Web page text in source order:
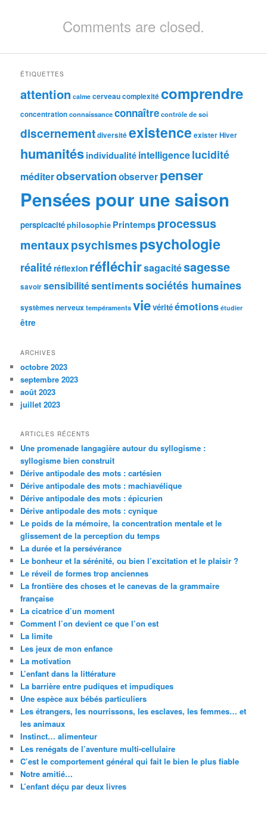
Comments are closed.
ÉTIQUETTES
attention calme cerveaucomplexité comprendre
concentrationconnaissanceconnaîtrecontrôle de soi
discernementdiversité existence existerHiver
humanités individualité intelligencelucidité
méditerobservationobserverpenser
Pensées pour une saison
perspicacitéphilosophie Printemps processus
mentauxpsychismespsychologie
réalitéréflexion réfléchirsagacitésagesse
savoirsensibilitésentimentssociétés humaines
systèmes nerveuxtempéramentsvievéritéémotions étudier
être
ARCHIVES
octobre 2023
septembre 2023
août 2023
juillet 2023
ARTICLES RÉCENTS
Une promenade langagière autour du syllogisme :
syllogisme bien construit
Dérive antipodale des mots : cartésien
Dérive antipodale des mots : machiavélique
Dérive antipodale des mots : épicurien
Dérive antipodale des mots : cynique
Le poids de la mémoire, la concentration mentale et le
glissement de la perception du temps
La durée et la persévérance
Le bonheur et la sérénité, ou bien l’excitation et le plaisir ?
Le réveil de formes trop anciennes
La frontière des choses et le canevas de la grammaire
française
La cicatrice d’un moment
Comment l’on devient ce que l’on est
La limite
Les jeux de mon enfance
La motivation
L’enfant dans la littérature
La barrière entre pudiques et impudiques
Une espèce aux bébés particuliers
Les étrangers, les nourrissons, les esclaves, les femmes… et
les animaux
Instinct… alimenteur
Les renégats de l’aventure multi-cellulaire
C’est le comportement général qui fait le bien le plus fiable
Notre amitié…
L’enfant déçu par deux livres